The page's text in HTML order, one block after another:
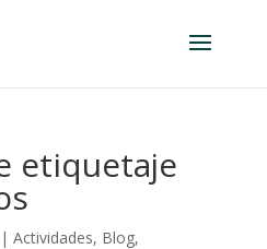
etiquetaje
| Actividades, Blog,